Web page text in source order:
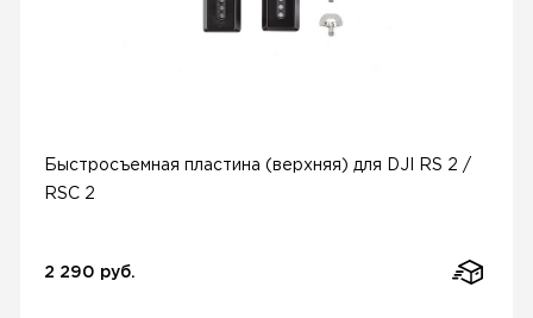
Быстросъемная пластина (верхняя) для DJI RS 2 /
RSC 2
2 290 руб.